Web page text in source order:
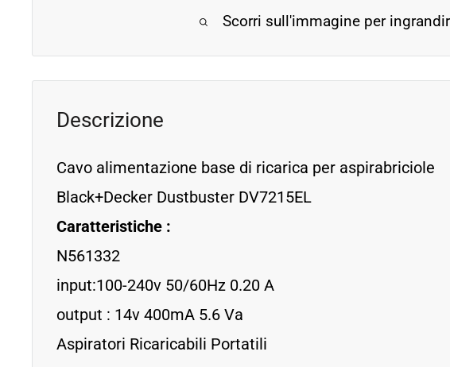
Scorri sull'immagine per
Descrizione
Cavo alimentazione base di ricarica per aspirabriciole
Black+Decker Dustbuster DV7215EL
Caratteristiche :
N561332
input:100-240v 50/60Hz 0.20 A
output : 14v 400mA 5.6 Va
Aspiratori Ricaricabili Portatili